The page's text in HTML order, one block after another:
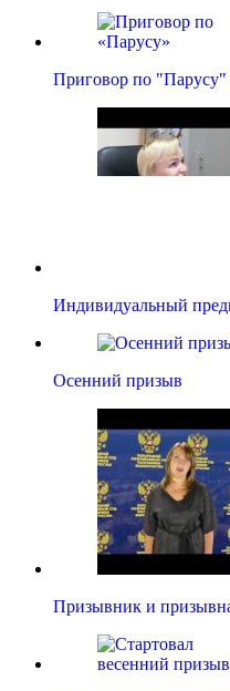
Приговор по "Парусу"
Индивидуальный
Осенний призыв
Призывник и